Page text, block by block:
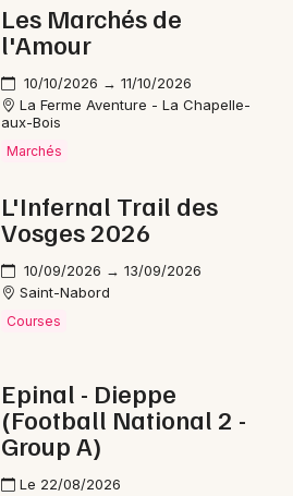
Les Marchés de
l'Amour
10/10/2026 → 11/10/2026
La Ferme Aventure - La Chapelle-
aux-Bois
Marchés
L'Infernal Trail des
Vosges 2026
10/09/2026 → 13/09/2026
Saint-Nabord
Courses
Epinal - Dieppe
(Football National 2 -
Group A)
Le 22/08/2026